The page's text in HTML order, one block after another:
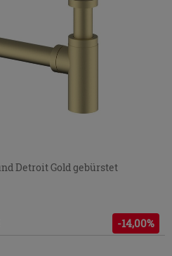
Detroit Gold gebürstet
-14,00%